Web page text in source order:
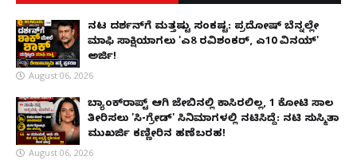
ನಟ ದರ್ಶನ್‌ಗೆ ಮತ್ತಷ್ಟು ಸಂಕಷ್ಟ: ಪ್ರದೋಷ್ ಬೆನ್ನಲ್ಲೇ
ಮಾಫಿ ಸಾಕ್ಷಿಯಾಗಲು 'ಎ8 ರವಿಶಂಕರ್, ಎ10 ವಿನಯ್'
ಅರ್ಜಿ!
August 06, 2026
ಬ್ಯಾಂಕ್‌ರಾಪ್ಟ್‌ ಆಗಿ ಜೇಬಿನಲ್ಲಿ ಕಾಸಿರಲಿಲ್ಲ, ₹1 ಕೋಟಿ ಸಾಲ
ತೀರಿಸಲು 'ಸಿ-ಗ್ರೇಡ್' ಸಿನಿಮಾಗಳಲ್ಲಿ ನಟಿಸಿದ್ದೆ: ನಟಿ ಸುಸ್ಮಿತಾ
ಮುಖರ್ಜಿ ಕಣ್ಣೀರಿನ ಹಣೆಬರಹ!
August 06, 2026